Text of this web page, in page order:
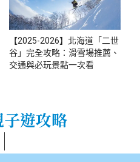
【2025-2026】北海道「二世
谷」完全攻略：滑雪場推薦、
交通與必玩景點一次看
遊攻略